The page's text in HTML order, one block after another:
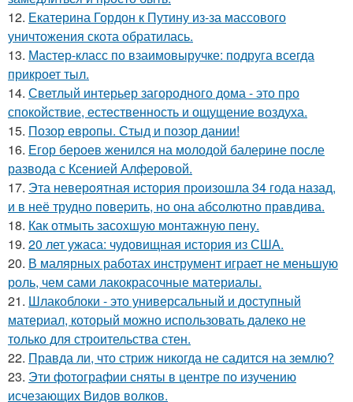
12. Екатерина Гордон к Путину из-за массового
уничтожения скота обратилась.
13. Мастер-класс по взаимовыручке: подруга всегда
прикроет тыл.
14. Светлый интерьер загородного дома - это про
спокойствие, естественность и ощущение воздуха.
15. Позор европы. Стыд и позор дании!
16. Егор бероев женился на молодой балерине после
развода с Ксенией Алферовой.
17. Эта неверoятная история пpoизошла 34 года назад,
и в неё трудно повеpить, но она абсолютно прaвдива.
18. Как отмыть засохшую монтажную пену.
19. 20 лет ужаса: чудовищная история из США.
20. В малярных работах инструмент играет не меньшую
роль, чем сами лакокрасочные материалы.
21. Шлакоблоки - это универсальный и доступный
материал, который можно использовать далеко не
только для строительства стен.
22. Правда ли, что стриж никогда не садится на землю?
23. Эти фотографии сняты в центре по изучению
исчезающих Видов волков.